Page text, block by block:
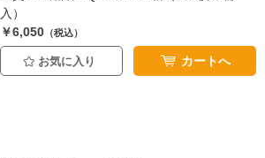
入）
￥6,050 （税込）
お気に入り カートへ